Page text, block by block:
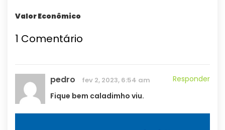
Valor Econômico
1 Comentário
pedro fev 2, 2023, 6:54 am
Responder
Fique bem caladimho viu.